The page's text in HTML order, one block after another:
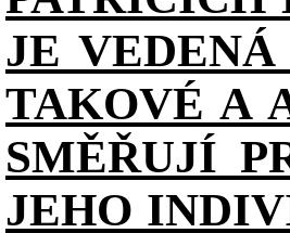
JE
TAKOVÉ A
SMĚŘUJÍ
JEHO